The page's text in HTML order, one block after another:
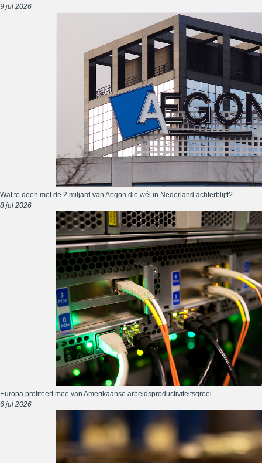
9 jul 2026
Wat te doen met de 2 miljard van Aegon die wél in Nederland achterblijft?
8 jul 2026
Europa profiteert mee van Amerikaanse arbeidsproductiviteitsgroei
6 jul 2026